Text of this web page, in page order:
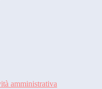
amministrativa